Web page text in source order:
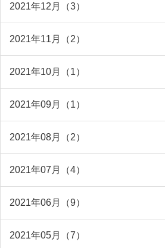
2021年12月（3）
2021年11月（2）
2021年10月（1）
2021年09月（1）
2021年08月（2）
2021年07月（4）
2021年06月（9）
2021年05月（7）